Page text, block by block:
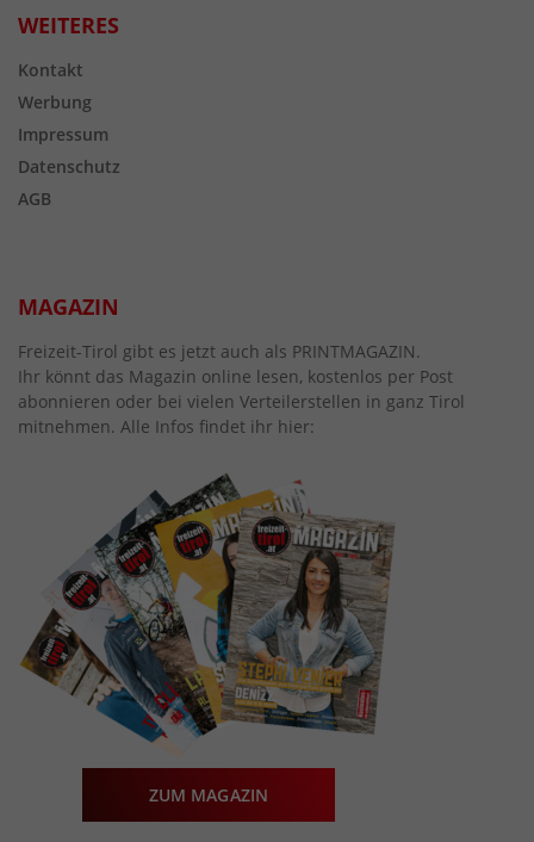
WEITERES
Kontakt
Werbung
Impressum
Datenschutz
AGB
MAGAZIN
Freizeit-Tirol gibt es jetzt auch als PRINTMAGAZIN.
Ihr könnt das Magazin online lesen, kostenlos per Post
abonnieren oder bei vielen Verteilerstellen in ganz Tirol
mitnehmen. Alle Infos findet ihr hier:
ZUM MAGAZIN